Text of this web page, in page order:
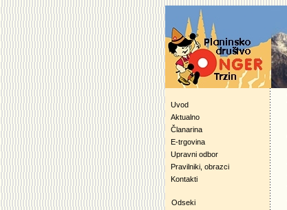
Uvod
Aktualno
Članarina
E-trgovina
Upravni odbor
Pravilniki, obrazci
Kontakti
Odseki